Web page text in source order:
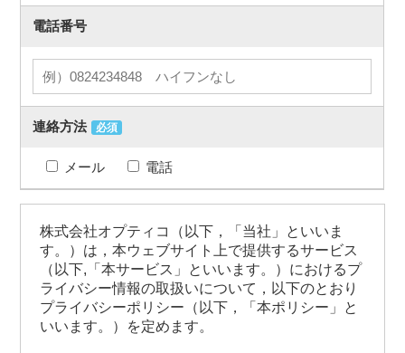
電話番号
連絡方法 必須
メール 電話
株式会社オプティコ（以下，「当社」といいま
す。）は，本ウェブサイト上で提供するサービス
（以下,「本サービス」といいます。）におけるプ
ライバシー情報の取扱いについて，以下のとおり
プライバシーポリシー（以下，「本ポリシー」と
いいます。）を定めます。